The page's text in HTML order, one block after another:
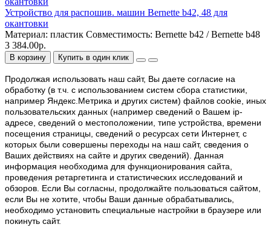
Устройство для распошив. машин Bernette b42, 48 для
окантовки
Материал: пластик Совместимость: Bernette b42 / Bernette b48
3 384.00р.
В корзину Купить в один клик
Продолжая использовать наш cайт, Вы даете согласие на
обработку (в т.ч. с использованием систем сбора статистики,
например Яндекс.Метрика и других систем) файлов cookie, иных
пользовательских данных (например сведений о Вашем ip-
адресе, сведений о местоположении, типе устройства, времени
посещения страницы, сведений о ресурсах сети Интернет, с
которых были совершены переходы на наш сайт, сведения о
Ваших действиях на сайте и других сведений). Данная
информация необходима для функционирования сайта,
проведения ретаргетинга и статистических исследований и
обзоров. Если Вы согласны, продолжайте пользоваться сайтом,
если Вы не хотите, чтобы Ваши данные обрабатывались,
необходимо установить специальные настройки в браузере или
покинуть сайт.